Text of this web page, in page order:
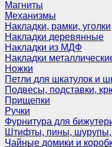
Магниты
Механизмы
Накладки, рамки, уголки
Накладки деревянные
Накладки из МДФ
Накладки
Ножки
Петли для шкатулок и
Подвесы, подставки,
Прищепки
Ручки
Фурнитура для
Штифты, пины, шурупы,
Чайные домики и